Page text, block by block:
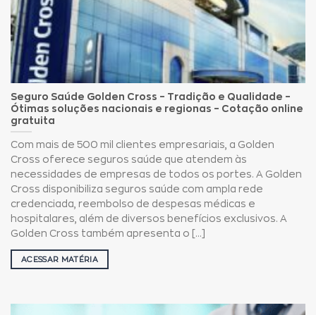
Seguro Saúde Golden Cross – Tradição e Qualidade –
Ótimas soluções nacionais e regionas – Cotação online
gratuita
Com mais de 500 mil clientes empresariais, a Golden
Cross oferece seguros saúde que atendem às
necessidades de empresas de todos os portes. A Golden
Cross disponibiliza seguros saúde com ampla rede
credenciada, reembolso de despesas médicas e
hospitalares, além de diversos benefícios exclusivos. A
Golden Cross também apresenta o [...]
ACESSAR MATÉRIA